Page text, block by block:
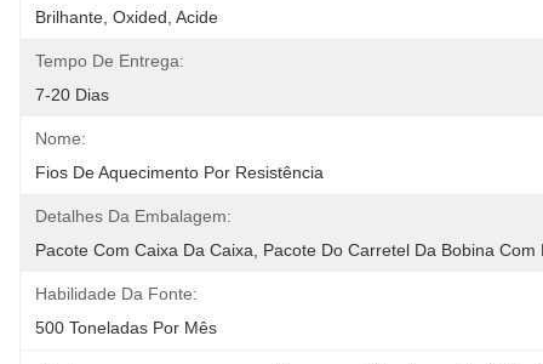
Brilhante, Oxided, Acide
Tempo De Entrega:
7-20 Dias
Nome:
Fios De Aquecimento Por Resistência
Detalhes Da Embalagem:
Pacote Com Caixa Da Caixa, Pacote Do Carretel Da Bobina Com
Habilidade Da Fonte:
500 Toneladas Por Mês